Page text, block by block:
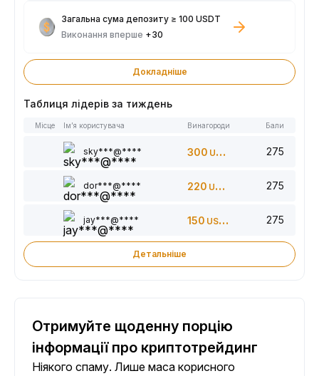
Загальна сума депозиту ≥ 100 USDT
Виконання вперше +30
Докладніше
Таблиця лідерів за тиждень
Місце Ім’я користувача Винагороди Бали
sky***@**** 300 USDT 275
dor***@**** 220 USDT 275
jay***@**** 150 USDT 275
Детальніше
Отримуйте щоденну порцію
інформації про криптотрейдинг
Ніякого спаму. Лише маса корисного